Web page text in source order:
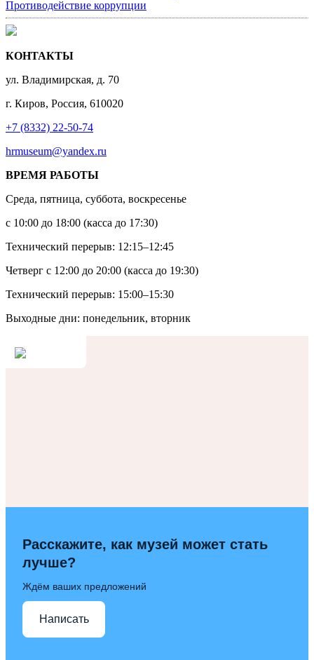
Противодействие коррупции
КОНТАКТЫ
ул. Владимирская, д. 70
г. Киров, Россия, 610020
+7 (8332) 22-50-74
hrmuseum@yandex.ru
ВРЕМЯ РАБОТЫ
Среда, пятница, суббота, воскресенье
с 10:00 до 18:00 (касса до 17:30)
Технический перерыв: 12:15–12:45
Четверг с 12:00 до 20:00 (касса до 19:30)
Технический перерыв: 15:00–15:30
Выходные дни: понедельник, вторник
Расскажите, как музей может стать
лучше?
Ждём ваших предложений
Написать